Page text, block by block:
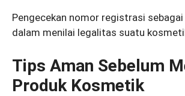
Pengecekan nomor registrasi
dalam menilai legalitas suatu
Tips Aman Sebelum
Produk Kosmetik